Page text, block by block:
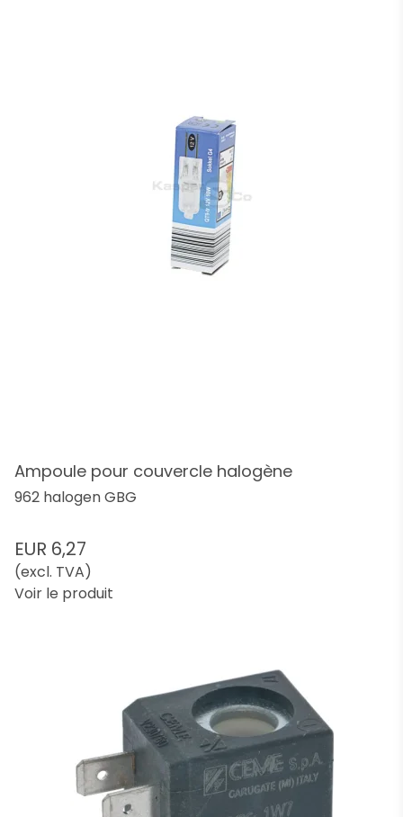
Ampoule pour couvercle halogène
962 halogen GBG
EUR 6,27
(excl. TVA)
Voir le produit